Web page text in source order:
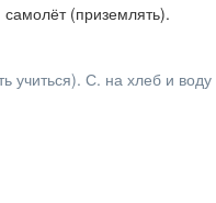
самолёт(приземлять).
учиться). С. на хлеб и воду